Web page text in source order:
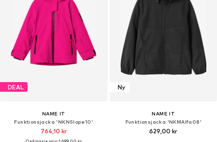
DEAL
NAME IT
Funktionsjacka 'NKNSlope10'
764,10 kr
Ny
NAME IT
Funktionsjacka 'NKMAlfa08'
629,00 kr